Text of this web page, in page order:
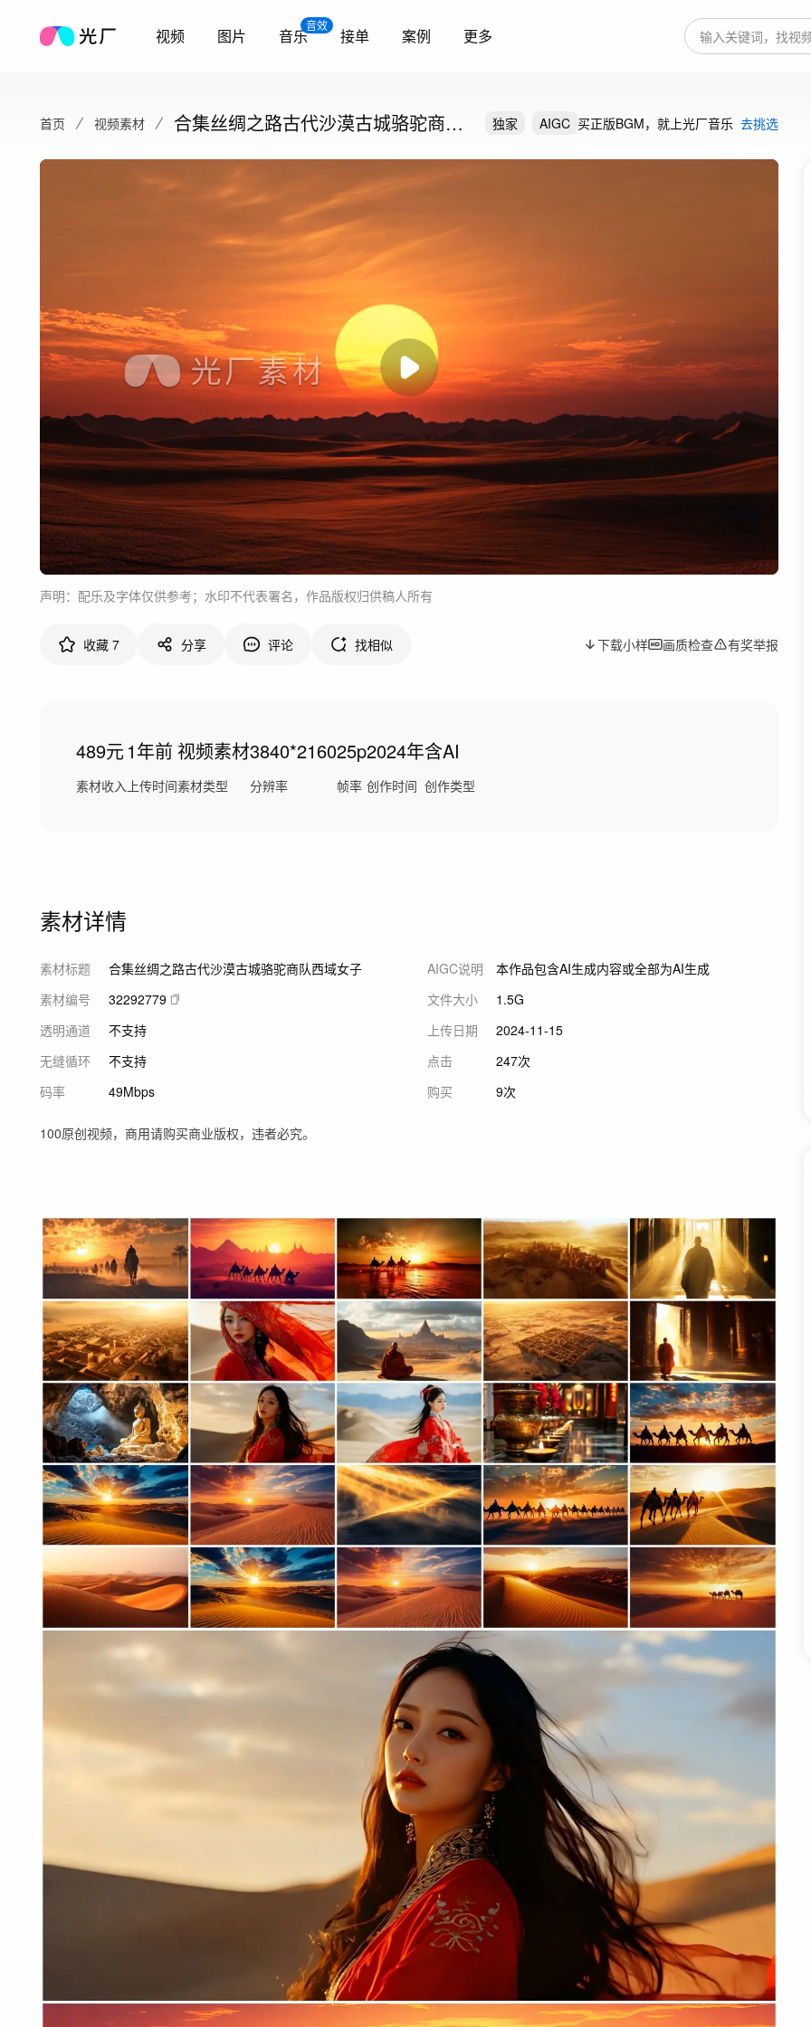
视频 图片
音效
音乐 接单 案例 更多
首页 视频素材
合集丝绸之路古代沙漠古城骆驼商队
独家 AIGC 买正版BGM，就上光厂音乐 去挑选
声明：配乐及字体仅供参考；水印不代表署名，作品版权归供稿人所有
收藏 7 分享 评论 找相似 下载小样 画质检查 有奖举报
489元
素材收入
1年前
上传时间
视频素材
素材类型
3840*2160
分辨率
25p
帧率
2024年
创作时间
含AI
创作类型
素材详情
素材标题
合集丝绸之路古代沙漠古城骆驼商队西域女子
素材编号
32292779
透明通道
不支持
无缝循环
不支持
码率
49Mbps
AIGC说明
本作品包含AI生成内容或全部为AI生成
文件大小
1.5G
上传日期
2024-11-15
点击
247次
购买
9次
100原创视频，商用请购买商业版权，违者必究。